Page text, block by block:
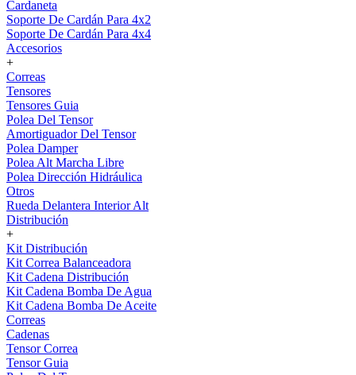
Cardaneta
Soporte De Cardán Para 4x2
Soporte De Cardán Para 4x4
Accesorios
+
Correas
Tensores
Tensores Guia
Polea Del Tensor
Amortiguador Del Tensor
Polea Damper
Polea Alt Marcha Libre
Polea Dirección Hidráulica
Otros
Rueda Delantera Interior Alt
Distribución
+
Kit Distribución
Kit Correa Balanceadora
Kit Cadena Distribución
Kit Cadena Bomba De Agua
Kit Cadena Bomba De Aceite
Correas
Cadenas
Tensor Correa
Tensor Guia